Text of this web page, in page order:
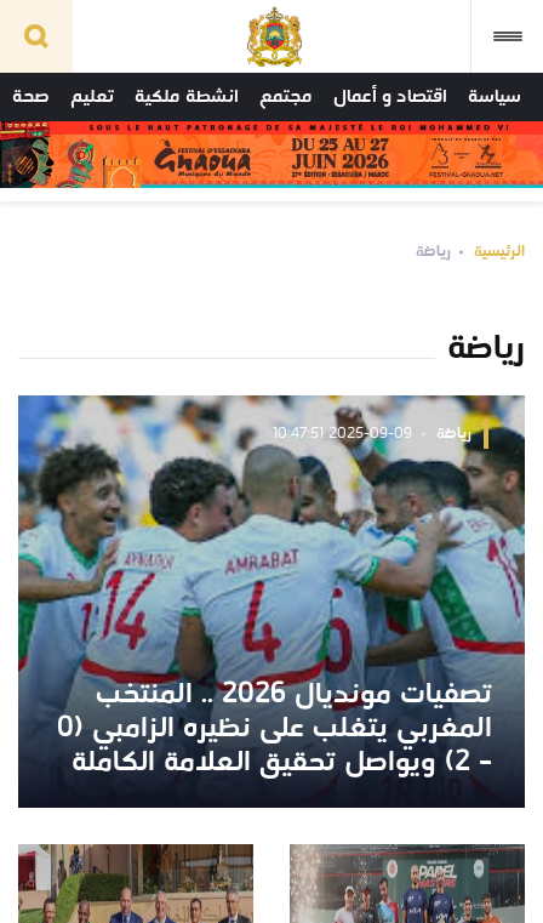
سياسة اقتصاد و أعمال مجتمع انشطة ملكية تعليم صحة
الرئيسية رياضة
رياضة
رياضة 2025-09-09 10:47:51
تصفيات مونديال 2026 .. المنتخب
المغربي يتغلب على نظيره الزامبي (0
– 2) ويواصل تحقيق العلامة الكاملة